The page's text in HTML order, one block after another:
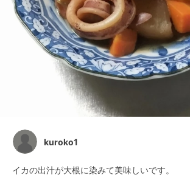
kuroko1
イカの出汁が大根に染みて美味しいです。